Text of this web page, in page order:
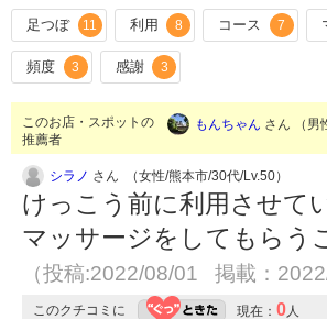
足つぼ 11 利用 8 コース 7
頻度 3 感謝 3
このお店・スポットの
推薦者
もんちゃん さん （男
シラノ さん （女性/熊本市/30代/Lv.50）
けっこう前に利用させて
マッサージをしてもらう
（投稿:2022/08/01 掲載：
このクチコミに 現在： 0人